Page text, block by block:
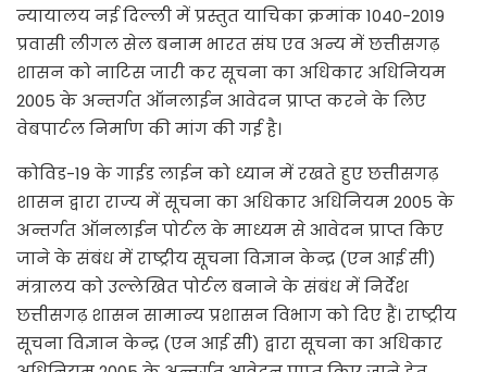
न्यायालय नई दिल्ली में प्रस्तुत याचिका क्रमांक 1040-2019
प्रवासी लीगल सेल बनाम भारत संघ एव अन्य में छत्तीसगढ़
शासन को नाटिस जारी कर सूचना का अधिकार अधिनियम
2005 के अन्तर्गत ऑनलाईन आवेदन प्राप्त करने के लिए
वेबपार्टल निर्माण की मांग की गई है।
कोविड-19 के गाईड लाईन को ध्यान में रखते हुए छत्तीसगढ़
शासन द्वारा राज्य में सूचना का अधिकार अधिनियम 2005 के
अन्तर्गत ऑनलाईन पोर्टल के माध्यम से आवेदन प्राप्त किए
जाने के संबंध में राष्ट्रीय सूचना विज्ञान केन्द्र (एन आई सी)
मंत्रालय को उल्लेखित पोर्टल बनाने के संबंध में निर्देश
छत्तीसगढ़ शासन सामान्य प्रशासन विभाग को दिए हैं। राष्ट्रीय
सूचना विज्ञान केन्द्र (एन आई सी) द्वारा सूचना का अधिकार